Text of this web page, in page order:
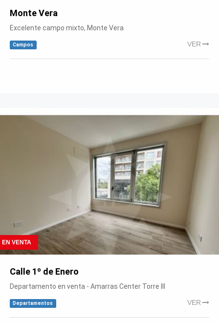
Monte Vera
Excelente campo mixto, Monte Vera
Campos VER
EN VENTA
Calle 1º de Enero
Departamento en venta - Amarras Center Torre III
Departamentos VER